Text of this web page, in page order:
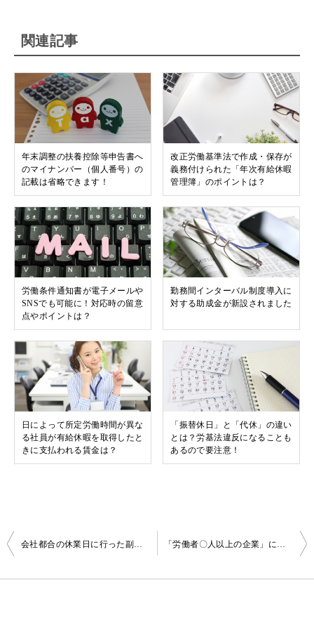
関連記事
年末調整の扶養控除等申告書へ
のマイナンバー（個人番号）の
記載は省略できます！
改正労働基準法で作成・保存が
義務付けられた「年次有給休暇
管理簿」のポイントは？
労働条件通知書が電子メールや
SNSでも可能に！対応時の留意
点やポイントは？
勤務間インターバル制度導入に
対する助成金が新設されました
日によって所定労働時間が異な
る社員が有給休暇を取得したと
きに支払われる賃金は？
「振替休日」と「代休」の違い
とは？労基法違反になることも
あるので要注意！
投
ナ